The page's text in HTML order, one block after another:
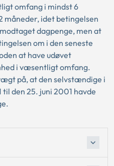
omfang i mindst 6
måneder, idet betingelsen
dagpenge, men at
om i den seneste
at have udøvet
i væsentligt omfang.
på, at den selvstændige i
den 25. juni 2001 havde